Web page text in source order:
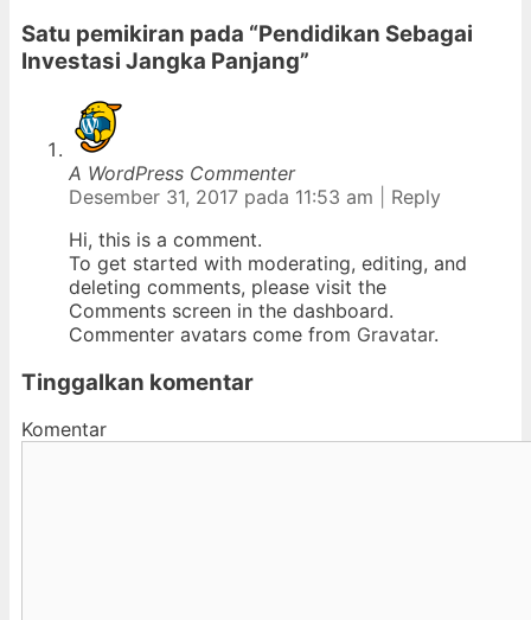
Satu pemikiran pada “Pendidikan Sebagai
Investasi Jangka Panjang”
A WordPress Commenter
Desember 31, 2017 pada 11:53 am
Reply
Hi, this is a comment.
To get started with moderating, editing, and
deleting comments, please visit the
Comments screen in the dashboard.
Commenter avatars come from Gravatar.
Tinggalkan komentar
Komentar